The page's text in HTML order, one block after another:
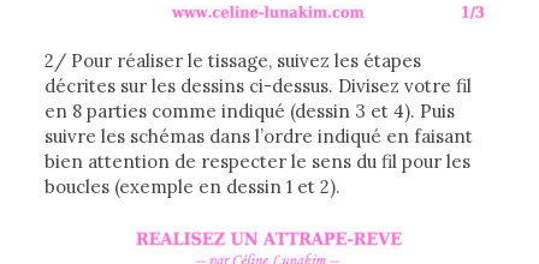
2/ Pour réaliser le tissage, suivez les étapes
décrites sur les dessins ci-dessus. Divisez votre fil
en 8 parties comme indiqué (dessin 3 et 4). Puis
suivre les schémas dans l’ordre indiqué en faisant
bien attention de respecter le sens du fil pour les
boucles (exemple en dessin 1 et 2).